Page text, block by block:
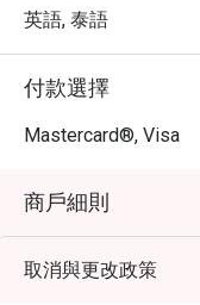
求片刻寧靜，或是與
美。
・ 透過 Eatigo 預訂
折的獨家優惠，讓您
英語, 泰語
付款選擇
Mastercard®, Visa
商戶細則
取消與更改政策